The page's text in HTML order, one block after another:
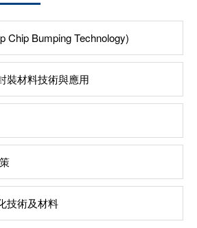
Chip Bumping Technology)
裝材料技術與應用
技術及材料